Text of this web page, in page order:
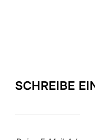
SCHREIBE